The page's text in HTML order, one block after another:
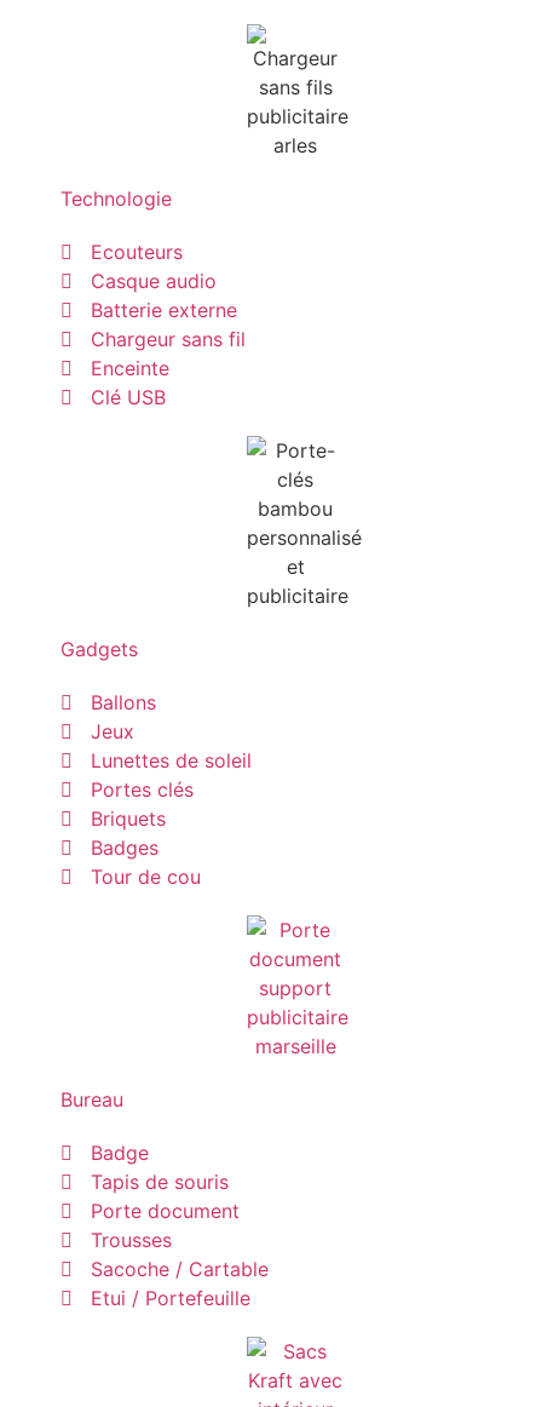
Technologie
Ecouteurs
Casque audio
Batterie externe
Chargeur sans fil
Enceinte
Clé USB
Gadgets
Ballons
Jeux
Lunettes de soleil
Portes clés
Briquets
Badges
Tour de cou
Bureau
Badge
Tapis de souris
Porte document
Trousses
Sacoche / Cartable
Etui / Portefeuille